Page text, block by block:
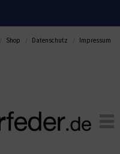
Shop Datenschutz Impressum